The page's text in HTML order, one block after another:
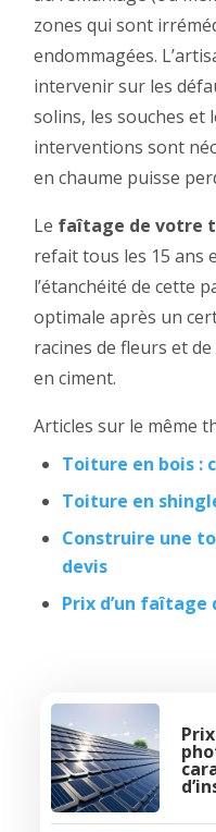
zones qui sont
endommagées.
intervenir sur les
solins, les souches et
interventions sont
en chaume puisse
Le faîtage de votre
refait tous les 15 ans
l’étanchéité de cette
optimale après un
racines de fleurs et
en ciment.
Articles sur le même
Toiture en bois :
Toiture en
Construire une
devis
Prix d’un